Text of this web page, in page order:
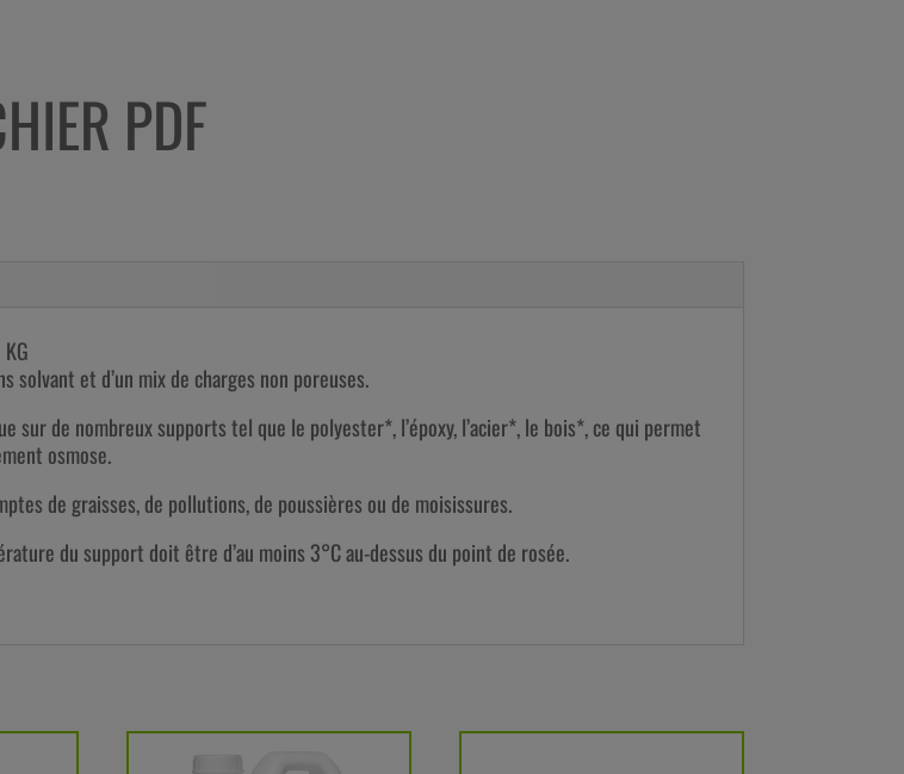
PDF
solvant et d’un mix de charges non poreuses.
sur de nombreux supports tel que le polyester*, l’époxy, l’acier*, le bois*, ce qui permet
osmose.
de graisses, de pollutions, de poussières ou de moisissures.
du support doit être d’au moins 3°C au-dessus du point de rosée.